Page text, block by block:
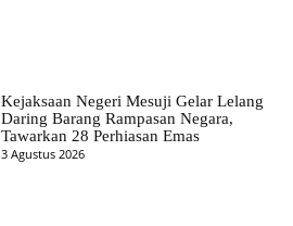
Kejaksaan Negeri Mesuji Gelar Lelang
Daring Barang Rampasan Negara,
Tawarkan 28 Perhiasan Emas
3 Agustus 2026